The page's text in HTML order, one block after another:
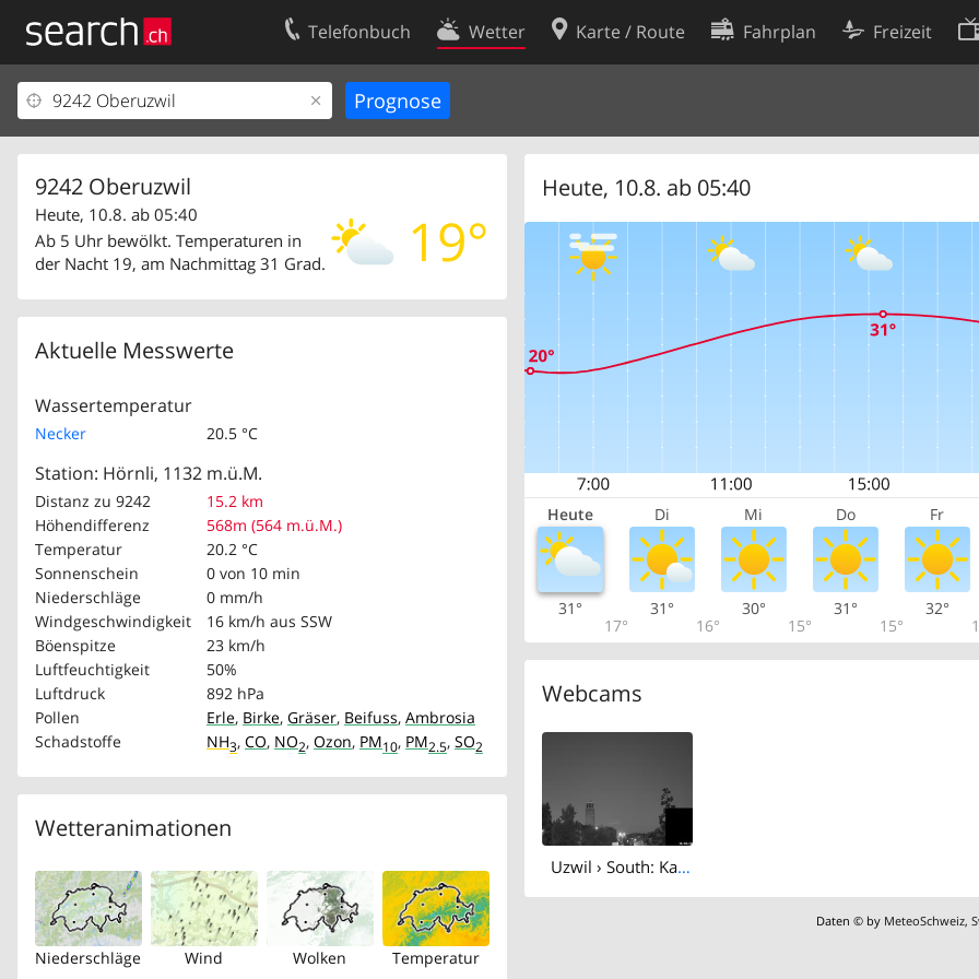
Telefonbuch Wetter Karte / Route Fahrplan Freizeit
9242 Oberuzwil
19°
Heute, 10.8. ab 05:40
Ab 5 Uhr bewölkt. Temperaturen in
der Nacht 19, am Nachmittag 31 Grad.
Aktuelle Messwerte
Wassertemperatur
Necker 20.5 °C
Station: Hörnli, 1132 m.ü.M.
Distanz zu 9242
15.2 km
Höhendifferenz
568m (564 m.ü.M.)
Temperatur
20.2 °C
Sonnenschein
0 von 10 min
Niederschläge
0 mm/h
Windgeschwindigkeit
16 km/h aus SSW
Böenspitze
23 km/h
Luftfeuchtigkeit
50%
Luftdruck
892 hPa
Pollen
Erle, Birke, Gräser, Beifuss, Ambrosia
Schadstoffe
NH3, CO, NO2, Ozon, PM10, PM2.5, SO2
Wetteranimationen
Niederschläge Wind Wolken Temperatur
Heute, 10.8. ab 05:40
Heute Di Mi Do Fr
31°
17°
31°
16°
30°
15°
31°
15°
32°
Webcams
Uzwil › South: Katholische Kirche Uzwil und Umgebung - Kath. Pfarramt Niederuzwil
Daten © by MeteoSchweiz,
Ihr Eintrag
Kundencenter Geschäftskunden
Impressum
Kontakt
Nutzungsbedingungen
Cookie-Einstellungen